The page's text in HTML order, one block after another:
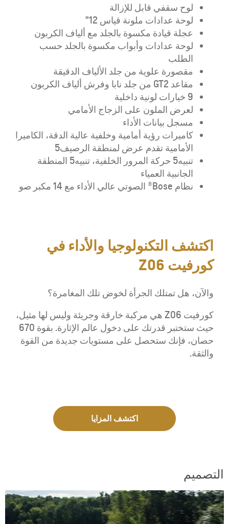
لوح سقفي قابل للإزالة
لوحة عدادات ملونة قياس 12"
عجلة قيادة مكسوة بالجلد مع ألياف الكربون
لوحة عدادات وأبواب مكسوة بالجلد حسب
الطلب
مقصورة علوية من جلد الألياف الدقيقة
مقاعد GT2 من جلد نابا وفرش ألياف الكربون
9 خيارات لونية داخلية
لعرض الملون على الزجاج الأمامي
مسجل بيانات الأداء
كاميرات رؤية أمامية وخلفية عالية الدقة، الكاميرا
الأمامية تقدم عرض لمنطقة الرصيف5
تنبيه5 حركة المرور الخلفية، تنبيه5 المنطقة
الجانبية العمياء
نظام Bose
® الصوتي عالي الأداء مع 14 مكبر صو
اكتشف التكنولوجيا والأداء في
كورفيت Z06
والآن، هل تمتلك الجرأة لخوض تلك المغامرة؟
كورفيت Z06 هي مركبة خارقة وجريئة وليس لها مثيل،
حيث ستختبر قدرتك على دخول عالم الإثارة. بقوة 670
حصان، فإنك ستحصل على مستويات جديدة من القوة
والثقة.
اكتشف المزايا
التصميم